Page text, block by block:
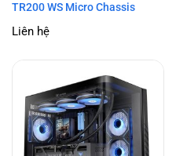
TR200 WS Micro Chassis
Liên hệ